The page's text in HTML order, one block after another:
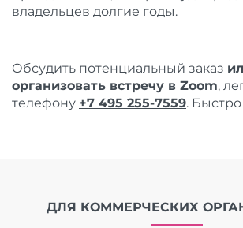
владельцев долгие годы.
Обсудить потенциальный заказ
организовать встречу в Zoom,
телефону +7 495 255-7559.
ДЛЯ КОММЕРЧЕСКИХ